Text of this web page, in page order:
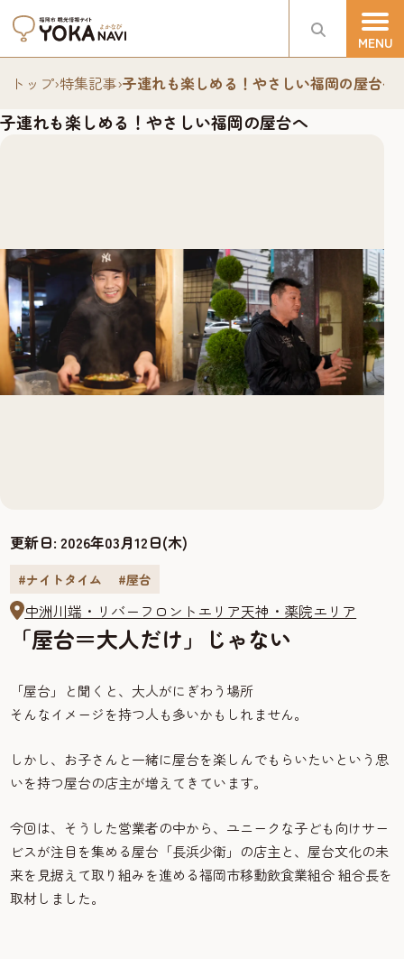
トップ›特集記事›子連れも楽しめる！やさしい福岡の屋台へ
子連れも楽しめる！やさしい福岡の屋台へ
更新日:2026年03月12日(木)
#ナイトタイム #屋台
中洲川端・リバーフロントエリア天神・薬院エリア
「屋台＝大人だけ」じゃない
「屋台」と聞くと、大人がにぎわう場所
そんなイメージを持つ人も多いかもしれません。
しかし、お子さんと一緒に屋台を楽しんでもらいたいという思
いを持つ屋台の店主が増えてきています。
今回は、そうした営業者の中から、ユニークな子ども向けサー
ビスが注目を集める屋台「長浜少衛」の店主と、屋台文化の未
来を見据えて取り組みを進める福岡市移動飲食業組合 組合長を
取材しました。